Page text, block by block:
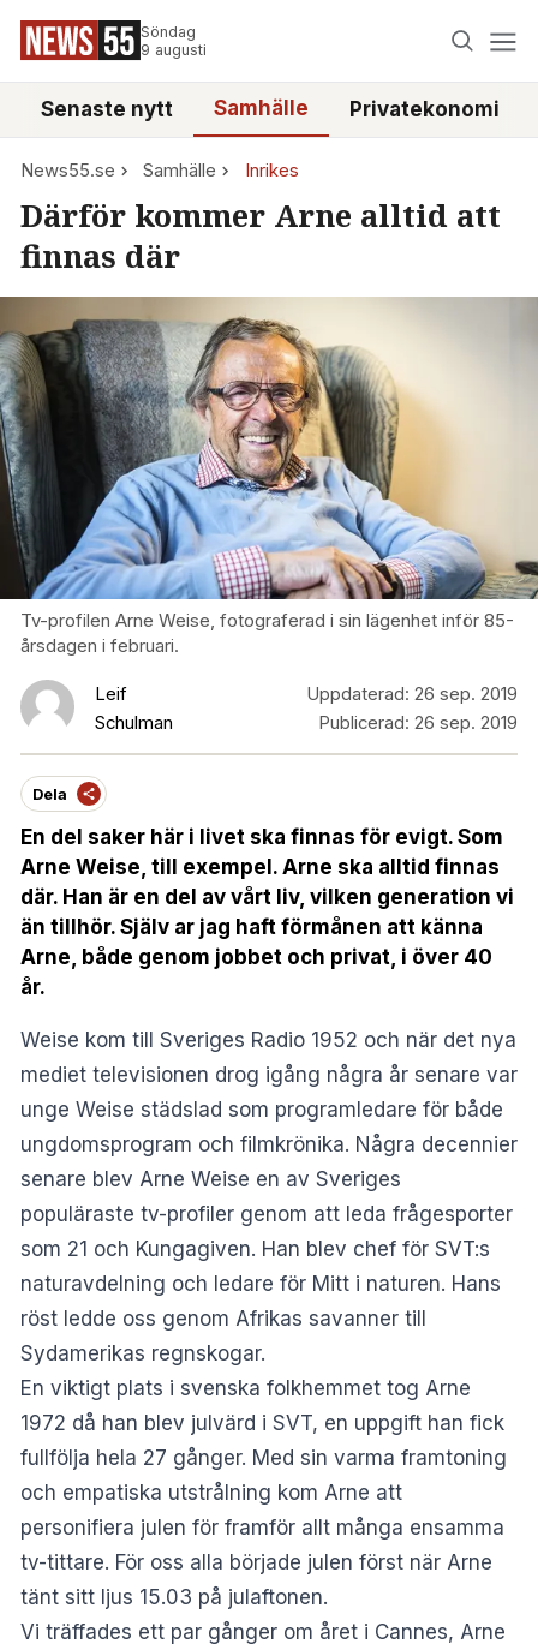
Söndag
9 augusti
Senaste nytt Samhälle Privatekonomi
News55.se Samhälle Inrikes
Därför kommer Arne alltid att
finnas där
Tv-profilen Arne Weise, fotograferad i sin lägenhet inför 85-
årsdagen i februari.
Leif
Schulman
Uppdaterad: 26 sep. 2019
Publicerad: 26 sep. 2019
Dela
En del saker här i livet ska finnas för evigt. Som
Arne Weise, till exempel. Arne ska alltid finnas
där. Han är en del av vårt liv, vilken generation vi
än tillhör. Själv ar jag haft förmånen att känna
Arne, både genom jobbet och privat, i över 40
år.
Weise kom till Sveriges Radio 1952 och när det nya
mediet televisionen drog igång några år senare var
unge Weise städslad som programledare för både
ungdomsprogram och filmkrönika. Några decennier
senare blev Arne Weise en av Sveriges
populäraste tv-profiler genom att leda frågesporter
som 21 och Kungagiven. Han blev chef för SVT:s
naturavdelning och ledare för Mitt i naturen. Hans
röst ledde oss genom Afrikas savanner till
Sydamerikas regnskogar.
En viktigt plats i svenska folkhemmet tog Arne
1972 då han blev julvärd i SVT, en uppgift han fick
fullfölja hela 27 gånger. Med sin varma framtoning
och empatiska utstrålning kom Arne att
personifiera julen för framför allt många ensamma
tv-tittare. För oss alla började julen först när Arne
tänt sitt ljus 15.03 på julaftonen.
Vi träffades ett par gånger om året i Cannes, Arne